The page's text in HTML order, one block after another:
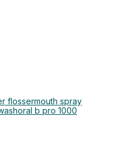
flossermouth spray
oral b pro 1000